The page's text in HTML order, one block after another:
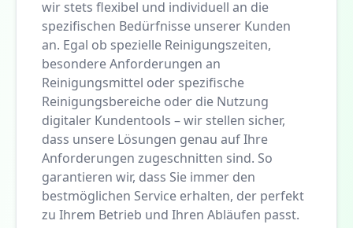
wir stets flexibel und individuell an die
spezifischen Bedürfnisse unserer Kunden
an. Egal ob spezielle Reinigungszeiten,
besondere Anforderungen an
Reinigungsmittel oder spezifische
Reinigungsbereiche oder die Nutzung
digitaler Kundentools – wir stellen sicher,
dass unsere Lösungen genau auf Ihre
Anforderungen zugeschnitten sind. So
garantieren wir, dass Sie immer den
bestmöglichen Service erhalten, der perfekt
zu Ihrem Betrieb und Ihren Abläufen passt.